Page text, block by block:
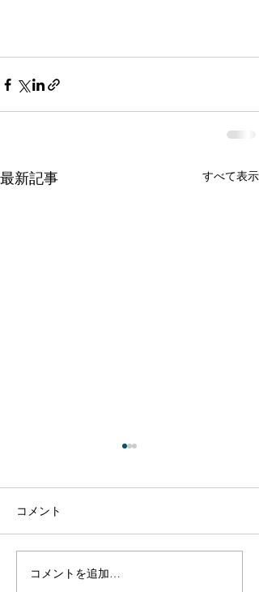
最新記事 すべて表示
【出演のお知らせ】日本
コメント
コメントを追加…